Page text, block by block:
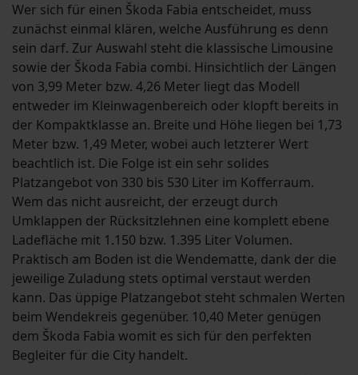
Wer sich für einen Škoda Fabia entscheidet, muss
zunächst einmal klären, welche Ausführung es denn
sein darf. Zur Auswahl steht die klassische Limousine
sowie der Škoda Fabia combi. Hinsichtlich der Längen
von 3,99 Meter bzw. 4,26 Meter liegt das Modell
entweder im Kleinwagenbereich oder klopft bereits in
der Kompaktklasse an. Breite und Höhe liegen bei 1,73
Meter bzw. 1,49 Meter, wobei auch letzterer Wert
beachtlich ist. Die Folge ist ein sehr solides
Platzangebot von 330 bis 530 Liter im Kofferraum.
Wem das nicht ausreicht, der erzeugt durch
Umklappen der Rücksitzlehnen eine komplett ebene
Ladefläche mit 1.150 bzw. 1.395 Liter Volumen.
Praktisch am Boden ist die Wendematte, dank der die
jeweilige Zuladung stets optimal verstaut werden
kann. Das üppige Platzangebot steht schmalen Werten
beim Wendekreis gegenüber. 10,40 Meter genügen
dem Škoda Fabia womit es sich für den perfekten
Begleiter für die City handelt.